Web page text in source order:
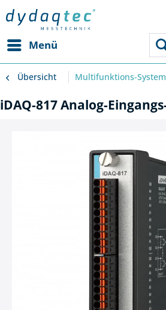
Menü
Übersicht Multifunktions-
iDAQ-817 Analog-